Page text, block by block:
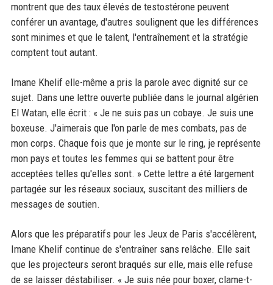
montrent que des taux élevés de testostérone peuvent
conférer un avantage, d'autres soulignent que les différences
sont minimes et que le talent, l'entraînement et la stratégie
comptent tout autant.
Imane Khelif elle-même a pris la parole avec dignité sur ce
sujet. Dans une lettre ouverte publiée dans le journal algérien
El Watan, elle écrit : « Je ne suis pas un cobaye. Je suis une
boxeuse. J'aimerais que l'on parle de mes combats, pas de
mon corps. Chaque fois que je monte sur le ring, je représente
mon pays et toutes les femmes qui se battent pour être
acceptées telles qu'elles sont. » Cette lettre a été largement
partagée sur les réseaux sociaux, suscitant des milliers de
messages de soutien.
Alors que les préparatifs pour les Jeux de Paris s'accélèrent,
Imane Khelif continue de s'entraîner sans relâche. Elle sait
que les projecteurs seront braqués sur elle, mais elle refuse
de se laisser déstabiliser. « Je suis née pour boxer, clame-t-